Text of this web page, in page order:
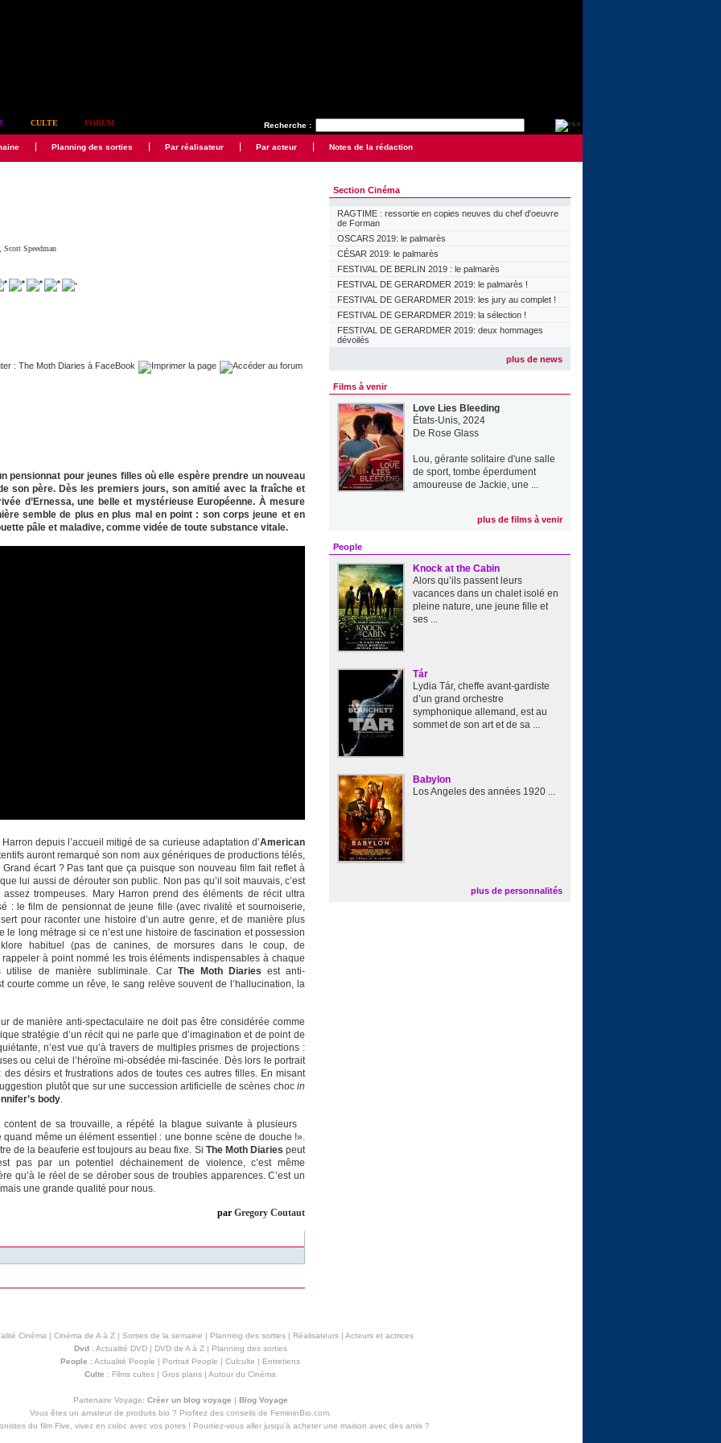
Recherche :
CULTE FORUM
Planning des sorties Par réalisateur Par acteur Notes de la rédaction
,Scott Speedman
pensionnat pour jeunes filles où elle espère prendre un nouveau
son père. Dès les premiers jours, son amitié avec la fraîche et
d’Ernessa, une belle et mystérieuse Européenne. À mesure
semble de plus en plus mal en point : son corps jeune et en
pâle et maladive, comme vidée de toute substance vitale.
depuis l’accueil mitigé de sa curieuse adaptation d’American
auront remarqué son nom aux génériques de productions télés,
écart ? Pas tant que ça puisque son nouveau film fait reflet à
lui aussi de dérouter son public. Non pas qu’il soit mauvais, c’est
trompeuses. Mary Harron prend des éléments de récit ultra
: le film de pensionnat de jeune fille (avec rivalité et sournoiserie,
pour raconter une histoire d’un autre genre, et de manière plus
le long métrage si ce n’est une histoire de fascination et possession
habituel (pas de canines, de morsures dans le coup, de
à point nommé les trois éléments indispensables à chaque
utilise de manière subliminale. Car The Moth Diaries est anti-
comme un rêve, le sang relève souvent de l’hallucination, la
de manière anti-spectaculaire ne doit pas être considérée comme
stratégie d’un récit qui ne parle que d’imagination et de point de
n’est vue qu’à travers de multiples prismes de projections :
ou celui de l’héroïne mi-obsédée mi-fascinée. Dès lors le portrait
désirs et frustrations ados de toutes ces autres filles. En misant
plutôt que sur une succession artificielle de scènes choc in
body.
de sa trouvaille, a répété la blague suivante à plusieurs
même un élément essentiel : une bonne scène de douche !».
de la beauferie est toujours au beau fixe. Si The Moth Diaries peut
pas par un potentiel déchainement de violence, c’est même
qu’à le réel de se dérober sous de troubles apparences. C’est un
une grande qualité pour nous.
par Gregory Coutaut
Section Cinéma
RAGTIME : ressortie en copies neuves du chef d'oeuvre
de Forman
OSCARS 2019: le palmarès
CÉSAR 2019: le palmarès
FESTIVAL DE BERLIN 2019 : le palmarès
FESTIVAL DE GERARDMER 2019: le palmarès !
FESTIVAL DE GERARDMER 2019: les jury au complet !
FESTIVAL DE GERARDMER 2019: la sélection !
FESTIVAL DE GERARDMER 2019: deux hommages
dévoilés
plus de news
Films à venir
Love Lies Bleeding
États-Unis, 2024
De Rose Glass
Lou, gérante solitaire d'une salle
de sport, tombe éperdument
amoureuse de Jackie, une ...
plus de films à venir
People
Knock at the Cabin
Alors qu’ils passent leurs
vacances dans un chalet isolé en
pleine nature, une jeune fille et
ses ...
Tár
Lydia Tár, cheffe avant-gardiste
d’un grand orchestre
symphonique allemand, est au
sommet de son art et de sa ...
Babylon
Los Angeles des années 1920 ...
plus de personnalités
Cinéma | Cinéma de A à Z| Sorties de la semaine | Planning des sorties| Réalisateurs| Acteurs et actrices
Dvd: Actualité DVD| DVD de A à Z| Planning des sorties
People : Actualité People | Portrait People | Culculte | Entretiens
Culte : Films cultes | Gros plans | Autour du Cinéma
Partenaire Voyage: Créer un blog voyage | Blog Voyage
Vous êtes un amateur de produits bio ? Profitez des conseils de FemininBio.com.
du film Five, vivez en coloc avec vos potes ! Pourriez-vous aller jusqu'à acheter une maison avec des amis?